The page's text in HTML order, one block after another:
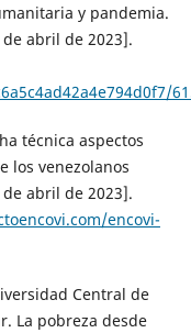
y pandemia.
abril de 2023].
técnica aspectos
los venezolanos
abril de 2023].
encovi-
Central de
La pobreza desde